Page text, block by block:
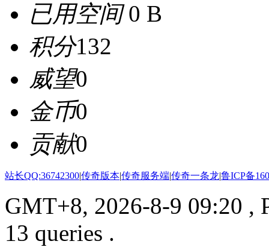
已用空间0 B
积分132
威望0
金币0
贡献0
站长QQ:36742300|传奇版本|传奇服务端|传奇一条龙|鲁ICP备
GMT+8, 2026-8-9 09:20 ,
13 queries .